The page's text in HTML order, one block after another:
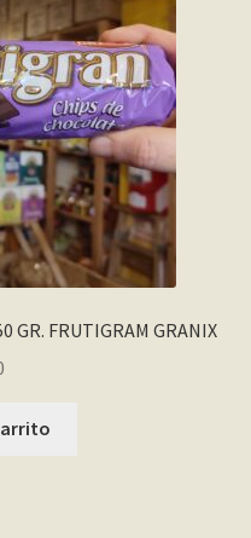
GR. FRUTIGRAM GRANIX